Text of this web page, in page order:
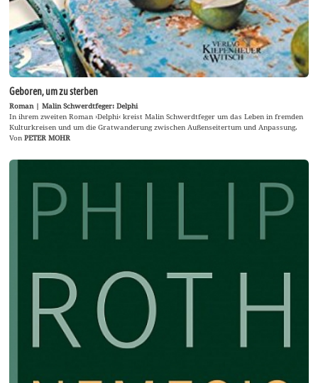
Geboren, um zu sterben
Roman | Malin Schwerdtfeger: Delphi
In ihrem zweiten Roman ›Delphi‹ kreist Malin Schwerdtfeger um das Leben in fremden
Kulturkreisen und um die Gratwanderung zwischen Außenseitertum und Anpassung.
VonPETER MOHR